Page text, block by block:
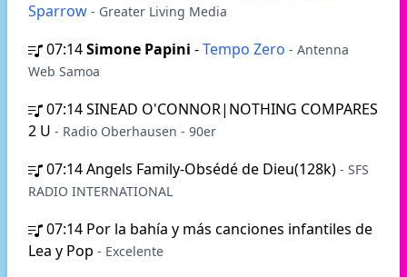
Sparrow - Greater Living Media
07:14Simone Papini -Tempo Zero - Antenna
Web Samoa
07:14SINEAD O'CONNOR|NOTHING COMPARES
2 U - Radio Oberhausen - 90er
07:14Angels Family-Obsédé de Dieu(128k) - SFS
RADIO INTERNATIONAL
07:14 Por la bahía y más canciones infantiles de
Lea y Pop - Excelente